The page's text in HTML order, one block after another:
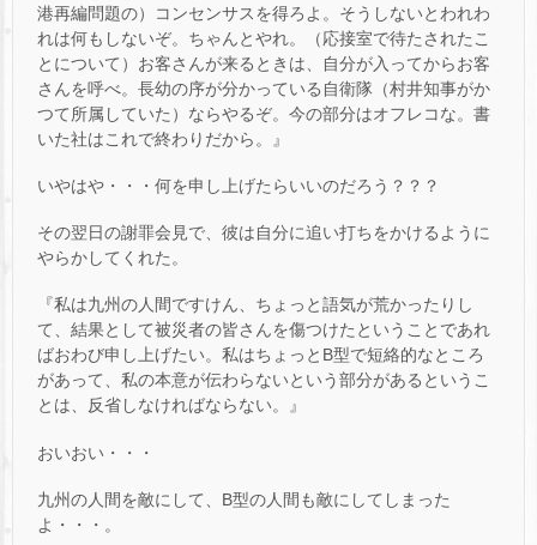
港再編問題の）コンセンサスを得ろよ。そうしないとわれわ
れは何もしないぞ。ちゃんとやれ。（応接室で待たされたこ
とについて）お客さんが来るときは、自分が入ってからお客
さんを呼べ。長幼の序が分かっている自衛隊（村井知事がか
つて所属していた）ならやるぞ。今の部分はオフレコな。書
いた社はこれで終わりだから。』
いやはや・・・何を申し上げたらいいのだろう？？？
その翌日の謝罪会見で、彼は自分に追い打ちをかけるように
やらかしてくれた。
『私は九州の人間ですけん、ちょっと語気が荒かったりし
て、結果として被災者の皆さんを傷つけたということであれ
ばおわび申し上げたい。私はちょっとB型で短絡的なところ
があって、私の本意が伝わらないという部分があるというこ
とは、反省しなければならない。』
おいおい・・・
九州の人間を敵にして、B型の人間も敵にしてしまった
よ・・・。